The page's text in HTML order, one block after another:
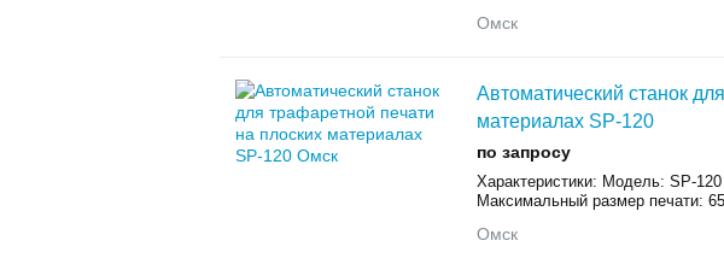
Омск
Автоматический станок
материалах SP-120
по запросу
Характеристики: Модель: SP-
Максимальный размер печати:
Омск